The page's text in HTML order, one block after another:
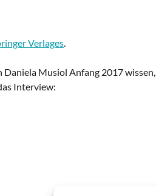
Verlages.
Daniela Musiol Anfang 2017 wissen,
Interview: